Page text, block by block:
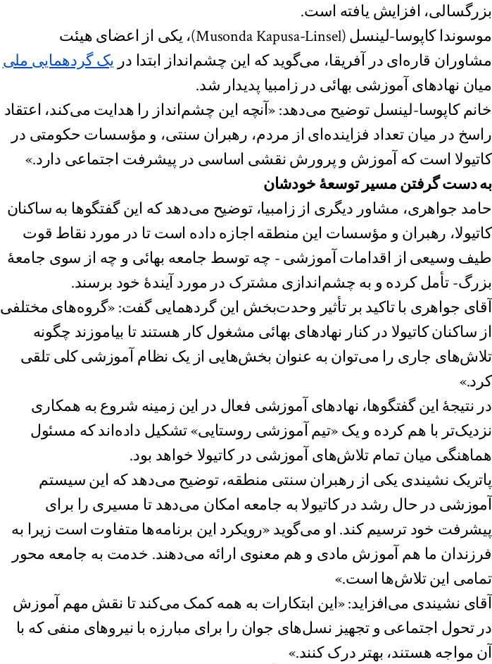
بزرگسالی، افزایش یافته است.
موسوندا کاپوسا-لینسل (Musonda Kapusa-Linsel)، یکی از اعضای هیئت
مشاوران قاره‌ای در آفریقا، می‌گوید که این چشم‌انداز ابتدا در یک گردهمایی ملی
میان نهادهای آموزشی بهائی در زامبیا پدیدار شد.
خانم کاپوسا-لینسل توضیح می‌دهد: «آنچه این چشم‌انداز را هدایت می‌کند، اعتقاد
راسخ در میان تعداد فزاینده‌ای از مردم، رهبران سنتی، و مؤسسات حکومتی در
کاتیولا است که آموزش و پرورش نقشی اساسی در پیشرفت اجتماعی دارد.»
به دست گرفتن مسیر توسعهٔ خودشان
حامد جواهری، مشاور دیگری از زامبیا، توضیح می‌دهد که این گفتگوها به ساکنان
کاتیولا، رهبران و مؤسسات این منطقه اجازه داده است تا در مورد نقاط قوت
طیف وسیعی از اقدامات آموزشی - چه توسط جامعه بهائی و چه از سوی جامعهٔ
بزرگ- تأمل کرده و به چشم‌اندازی مشترک در مورد آیندهٔ خود برسند.
آقای جواهری با تاکید بر تأثیر وحدت‌بخش این گردهمایی گفت: «گروه‌های مختلفی
از ساکنان کاتیولا در کنار نهادهای بهائی مشغول کار هستند تا بیاموزند چگونه
تلاش‌های جاری را می‌توان به عنوان بخش‌هایی از یک نظام آموزشی کلی تلقی
کرد.»
در نتیجهٔ این گفتگوها، نهادهای آموزشی فعال در این زمینه شروع به همکاری
نزدیک‌تر با هم کرده‌ و یک «تیم آموزشی روستایی» تشکیل داده‌اند که مسئول
هماهنگی میان تمام تلاش‌های آموزشی در کاتیولا خواهد بود.
پاتریک نشیندی یکی از رهبران سنتی منطقه، توضیح می‌دهد که این سیستم
آموزشی در حال رشد در کاتیولا به جامعه امکان می‌دهد تا مسیری را برای
پیشرفت خود ترسیم کند. او می‌گوید «رویکرد این برنامه‌ها متفاوت است زیرا به
فرزندان ما هم آموزش مادی و هم معنوی ارائه می‌دهند. خدمت به جامعه محور
تمامی این تلاش‌ها است.»
آقای نشیندی می‌افزاید: «این ابتکارات به همه کمک می‌کند تا نقش مهم آموزش
در تحول اجتماعی و تجهیز نسل‌های جوان را برای مبارزه با نیروهای منفی که با
آن مواجه هستند، بهتر درک کنند.»